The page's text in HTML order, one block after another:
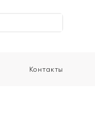
Контакты